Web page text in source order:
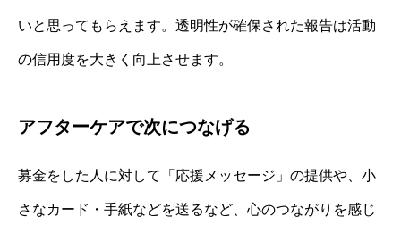
いと思ってもらえます。透明性が確保された報告は活動
の信用度を大きく向上させます。
アフターケアで次につなげる
募金をした人に対して「応援メッセージ」の提供や、小
さなカード・手紙などを送るなど、心のつながりを感じ